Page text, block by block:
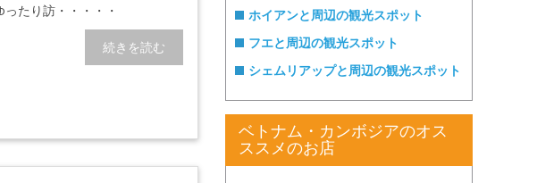
たり訪・・・・・
続きを読む
ホイアンと周辺の観光スポット
フエと周辺の観光スポット
シェムリアップと周辺の観光スポット
ベトナム・カンボジアのオス
ススメのお店